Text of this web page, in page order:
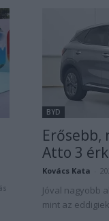
BYD
Erősebb,
Atto 3
Kovács Kata
Jóval nagyobb
mint az